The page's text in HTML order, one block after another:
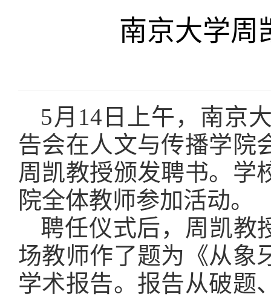
南京大学周
5月14日上午，南京
告会在人文与传播学院
周凯教授颁发聘书。学
院全体教师参加活动。
聘任仪式后，周凯教
场教师作了题为《从象
学术报告。报告从破题